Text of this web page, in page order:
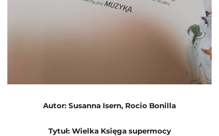
Autor: Susanna Isern, Rocio Bonilla
Tytuł: Wielka Księga supermocy